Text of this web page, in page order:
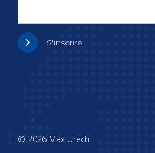
S'inscrire
© 2026 Max Urech